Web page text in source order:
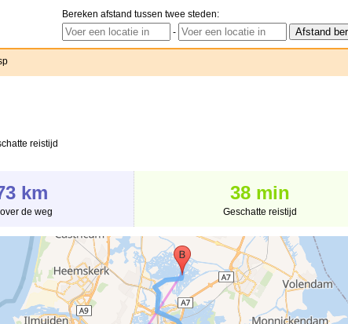
Bereken afstand tussen twee steden:
-
reistijd
km
de weg
38 min
Geschatte reistijd